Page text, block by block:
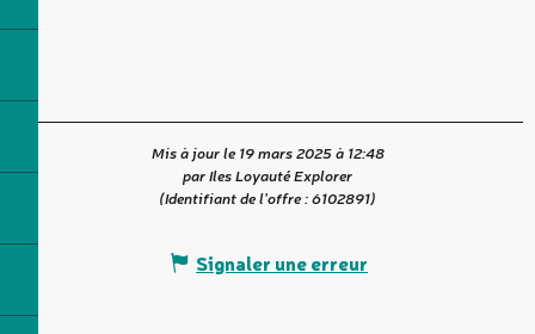
Mis à jour le 19 mars 2025 à 12:48
par Iles Loyauté Explorer
(Identifiant de l'offre :6102891)
Signaler une erreur